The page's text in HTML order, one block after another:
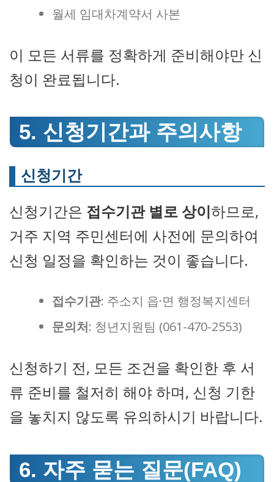
월세 임대차계약서 사본
이 모든 서류를 정확하게 준비해야만 신
청이 완료됩니다.
5. 신청기간과 주의사항
신청기간
신청기간은 접수기관 별로 상이하므로,
거주 지역 주민센터에 사전에 문의하여
신청 일정을 확인하는 것이 좋습니다.
접수기관: 주소지 읍·면 행정복지센터
문의처: 청년지원팀 (061-470-2553)
신청하기 전, 모든 조건을 확인한 후 서
류 준비를 철저히 해야 하며, 신청 기한
을 놓치지 않도록 유의하시기 바랍니다.
6. 자주 묻는 질문(FAQ)